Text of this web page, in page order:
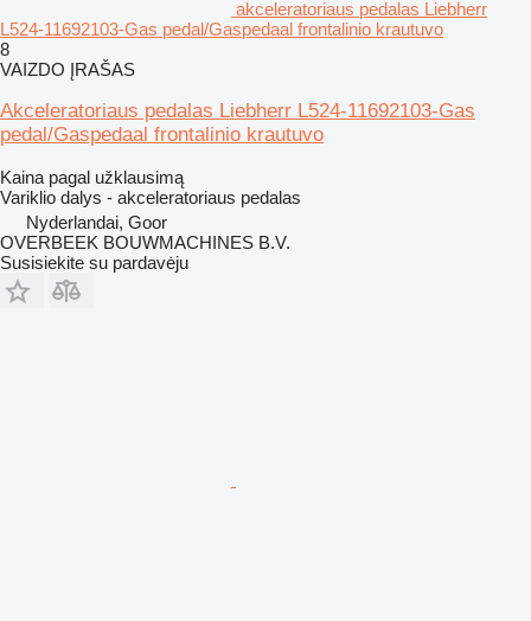
akceleratoriaus pedalas Liebherr
L524-11692103-Gas pedal/Gaspedaal frontalinio krautuvo
8
VAIZDO ĮRAŠAS
Akceleratoriaus pedalas Liebherr L524-11692103-Gas
pedal/Gaspedaal frontalinio krautuvo
Kaina pagal užklausimą
Variklio dalys - akceleratoriaus pedalas
Nyderlandai, Goor
OVERBEEK BOUWMACHINES B.V.
Susisiekite su pardavėju